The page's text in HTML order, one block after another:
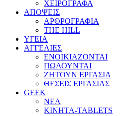
ΧΕΙΡΟΓΡΑΦΑ
ΑΠΟΨΕΙΣ
ΑΡΘΡΟΓΡΑΦΙΑ
THE HILL
ΥΓΕΙΑ
ΑΓΓΕΛΙΕΣ
ΕΝΟΙΚΙΑΖΟΝΤΑΙ
ΠΩΛΟΥΝΤΑΙ
ΖΗΤΟΥΝ ΕΡΓΑΣΙΑ
ΘΕΣΕΙΣ ΕΡΓΑΣΙΑΣ
GEEK
ΝΕΑ
ΚΙΝΗΤΑ-TABLETS